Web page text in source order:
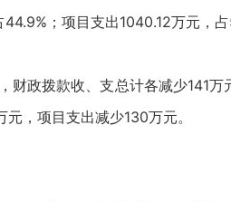
；项目支出1040.12万元，占
政拨款收、支总计各减少141
，项目支出减少130万元。